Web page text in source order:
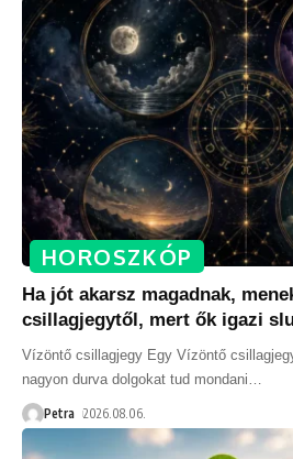
HOROSZKÓP
Ha jót akarsz magadnak,
csillagjegytől, mert ők igazi
Vízöntő csillagjegy Egy Vízöntő
nagyon durva dolgokat tud mondani
Petra 2026.08.06.